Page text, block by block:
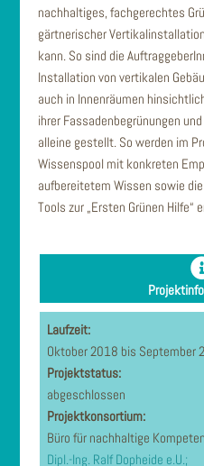
nachhaltiges, fachgerechtes
gärtnerischer
kann. So sind die
Installation von vertikalen
auch in Innenräumen
ihrer Fassadenbegrünungen
alleine gestellt. So werden im
Wissenspool mit konkreten
aufbereitetem Wissen sowie
Tools zur „Ersten Grünen Hilfe“
Laufzeit:
Oktober 2018 bis September
Projektstatus:
abgeschlossen
Projektkonsortium:
Büro für nachhaltige
Dipl.-Ing. Ralf Dopheide e.U.;